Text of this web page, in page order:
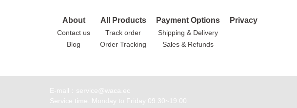
About
Contact us
Blog
All Products
Track order
Order Tracking
Payment Options
Shipping & Delivery
Sales & Refunds
Privacy
E-mail：service@waca.ec
Service time: Monday to Friday 09:30~19:00